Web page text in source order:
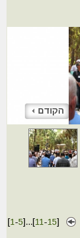
הקודם
[1 -5]...[11 -15]